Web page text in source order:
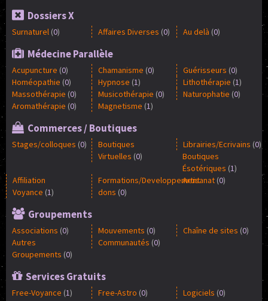
Dossiers X
Surnaturel (0) Affaires Diverses (0) Au delà (0)
Médecine Parallèle
Acupuncture (0) Chamanisme (0) Guérisseurs (0)
Homéopathie (0) Hypnose (1) Lithothérapie (1)
Massothérapie (0) Musicothérapie (0) Naturophatie (0)
Aromathérapie (0) Magnetisme (1)
Commerces / Boutiques
Stages/colloques (0)
Boutiques
Virtuelles (0)
Librairies/Ecrivains (0)
Boutiques
Ésotériques (1)
Affiliation
Voyance (1)
Formations/Developpement
dons (0)
Artisanat (0)
Groupements
Associations (0) Mouvements (0) Chaîne de sites (0)
Autres
Groupements (0)
Communautés (0)
Services Gratuits
Free-Voyance (1) Free-Astro (0) Logiciels (0)